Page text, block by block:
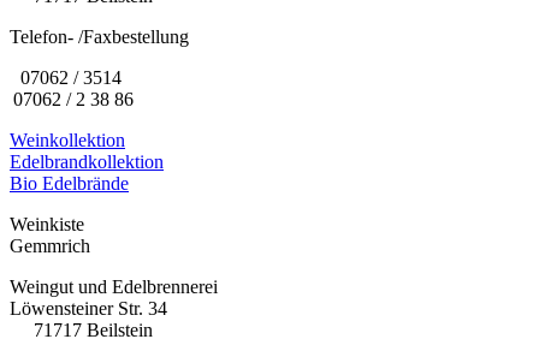
Telefon- /Faxbestellung
07062 / 3514
07062 / 2 38 86
Weinkollektion
Edelbrandkollektion
Bio Edelbrände
Weinkiste
Gemmrich
Weingut und Edelbrennerei
Löwensteiner Str. 34
71717 Beilstein